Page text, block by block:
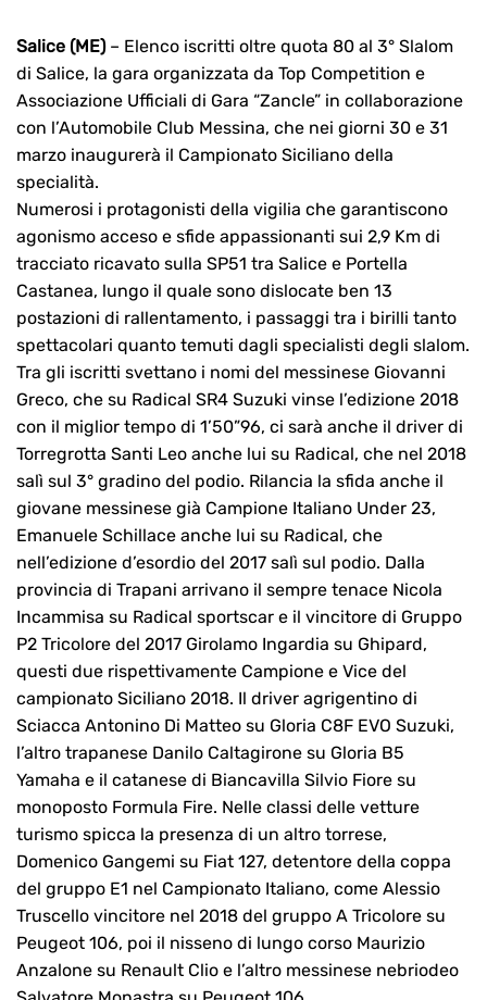
Salice (ME)– Elenco iscritti oltre quota 80 al 3° Slalom
di Salice, la gara organizzata da Top Competition e
Associazione Ufficiali di Gara “Zancle” in collaborazione
con l’Automobile Club Messina, che nei giorni 30 e 31
marzo inaugurerà il Campionato Siciliano della
specialità.
Numerosi i protagonisti della vigilia che garantiscono
agonismo acceso e sfide appassionanti sui 2,9 Km di
tracciato ricavato sulla SP51 tra Salice e Portella
Castanea, lungo il quale sono dislocate ben 13
postazioni di rallentamento, i passaggi tra i birilli tanto
spettacolari quanto temuti dagli specialisti degli slalom.
Tra gli iscritti svettano i nomi del messinese Giovanni
Greco, che su Radical SR4 Suzuki vinse l’edizione 2018
con il miglior tempo di 1’50”96, ci sarà anche il driver di
Torregrotta Santi Leo anche lui su Radical, che nel 2018
salì sul 3° gradino del podio. Rilancia la sfida anche il
giovane messinese già Campione Italiano Under 23,
Emanuele Schillace anche lui su Radical, che
nell’edizione d’esordio del 2017 salì sul podio. Dalla
provincia di Trapani arrivano il sempre tenace Nicola
Incammisa su Radical sportscar e il vincitore di Gruppo
P2 Tricolore del 2017 Girolamo Ingardia su Ghipard,
questi due rispettivamente Campione e Vice del
campionato Siciliano 2018. Il driver agrigentino di
Sciacca Antonino Di Matteo su Gloria C8F EVO Suzuki,
l’altro trapanese Danilo Caltagirone su Gloria B5
Yamaha e il catanese di Biancavilla Silvio Fiore su
monoposto Formula Fire. Nelle classi delle vetture
turismo spicca la presenza di un altro torrese,
Domenico Gangemi su Fiat 127, detentore della coppa
del gruppo E1 nel Campionato Italiano, come Alessio
Truscello vincitore nel 2018 del gruppo A Tricolore su
Peugeot 106, poi il nisseno di lungo corso Maurizio
Anzalone su Renault Clio e l’altro messinese nebriodeo